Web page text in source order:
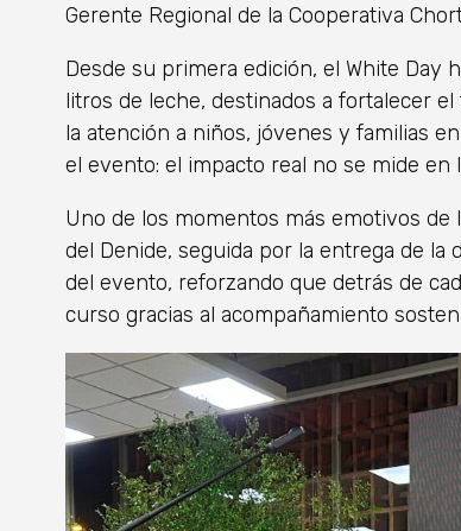
Gerente Regional de la Cooperativa
Desde su primera edición, el White Day
litros de leche, destinados a fortalecer
la atención a niños, jóvenes y familias
el evento: el impacto real no se mide en
Uno de los momentos más emotivos
del Denide, seguida por la entrega de
del evento, reforzando que detrás de
curso gracias al acompañamiento